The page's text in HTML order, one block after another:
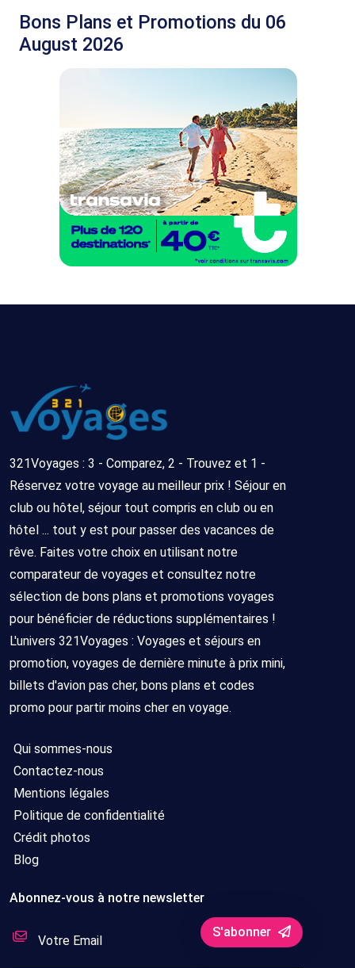
Bons Plans et Promotions du 06
August 2026
321Voyages : 3 - Comparez, 2 - Trouvez et 1 -
Réservez votre voyage au meilleur prix ! Séjour en
club ou hôtel, séjour tout compris en club ou en
hôtel ... tout y est pour passer des vacances de
rêve. Faites votre choix en utilisant notre
comparateur de voyages et consultez notre
sélection de bons plans et promotions voyages
pour bénéficier de réductions supplémentaires !
L'univers 321Voyages : Voyages et séjours en
promotion, voyages de dernière minute à prix mini,
billets d'avion pas cher, bons plans et codes
promo pour partir moins cher en voyage.
Qui sommes-nous
Contactez-nous
Mentions légales
Politique de confidentialité
Crédit photos
Blog
Abonnez-vous à notre newsletter
S'abonner